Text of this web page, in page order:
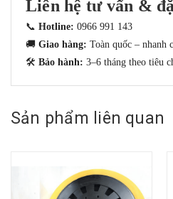
Liên hệ tư vấn &
📞 Hotline: 0966 991 143
🚚 Giao hàng: Toàn quốc – nhanh
🛠 Bảo hành: 3–6 tháng theo tiêu
Sản phẩm liên quan